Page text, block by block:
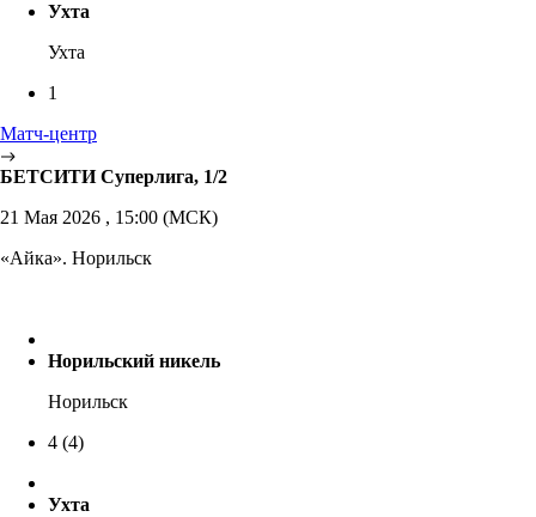
Ухта
Ухта
1
Матч-центр
БЕТСИТИ Суперлига, 1/2
21 Мая 2026 , 15:00 (МСК)
«Айка». Норильск
Норильский никель
Норильск
4 (4)
Ухта